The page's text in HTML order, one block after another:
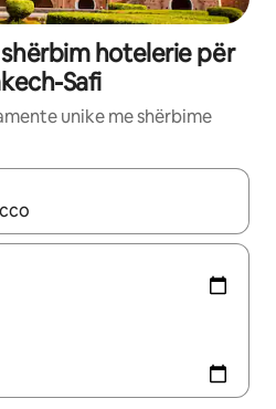
hotelerie për
Safi
unike me shërbime
lëviz me butonat e